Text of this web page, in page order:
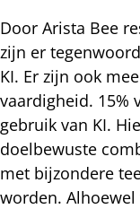
Door Arista Bee
zijn er
KI. Er zijn ook
vaardigheid. 15%
gebruik van KI.
doelbewuste
met bijzondere
worden.